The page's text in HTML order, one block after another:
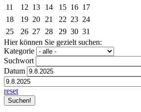
11
12 13 14 15 16 17
18
19 20 21 22 23 24
25
26 27 28 29 30 31
Hier können Sie gezielt suchen:
Kategorie
Suchwort
Datum
reset